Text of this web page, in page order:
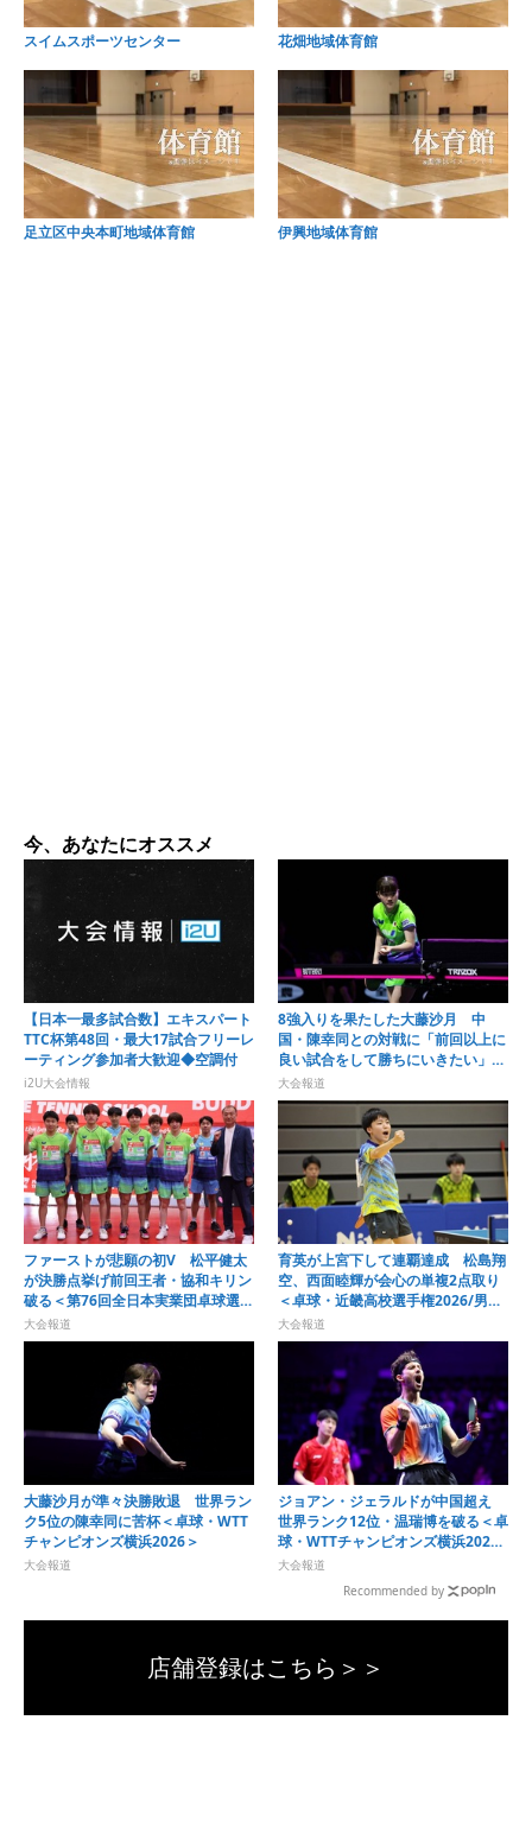
スイムスポーツセンター 花畑地域体育館
足立区中央本町地域体育館 伊興地域体育館
今、あなたにオススメ
【日本一最多試合数】エキスパート
TTC杯第48回・最大17試合フリーレ
ーティング参加者大歓迎◆空調付
i2U大会情報
8強入りを果たした大藤沙月 中
国・陳幸同との対戦に「前回以上に
良い試合をして勝ちにいきたい」＜
卓球・WTTチャンピオンズ横浜
2026＞
大会報道
ファーストが悲願の初V 松平健太
が決勝点挙げ前回王者・協和キリン
破る＜第76回全日本実業団卓球選手
権大会＞
大会報道
育英が上宮下して連覇達成 松島翔
空、西面睦輝が会心の単複2点取り
＜卓球・近畿高校選手権2026/男子
学校対抗＞
大会報道
大藤沙月が準々決勝敗退 世界ラン
ク5位の陳幸同に苦杯＜卓球・WTT
チャンピオンズ横浜2026＞
大会報道
ジョアン・ジェラルドが中国超え
世界ランク12位・温瑞博を破る＜卓
球・WTTチャンピオンズ横浜2026
＞
大会報道
Recommended by
店舗登録はこちら＞＞